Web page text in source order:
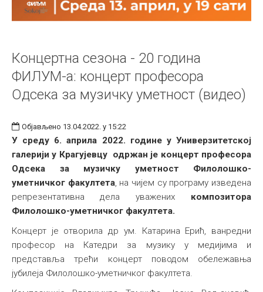
Концертна сезона - 20 година
ФИЛУМ-а: концерт професора
Одсека за музичку уметност (видео)
Објављено 13.04.2022. у 15:22
У среду 6.априла 2022. године у Универзитетској
галерији у Крагујевцу одржан је концерт професора
Одсека за музичку уметност Филолошко-
уметничког факултета, на чијем су програму изведена
репрезентативна дела уважених композитора
Филолошко-уметничког факултета.
Концерт је отворила др ум. Катарина Ерић, ванредни
професор на Катедри за музику у медијима и
представља трећи концерт поводом обележавња
јубилеја Филолошко-уметничког факултета.